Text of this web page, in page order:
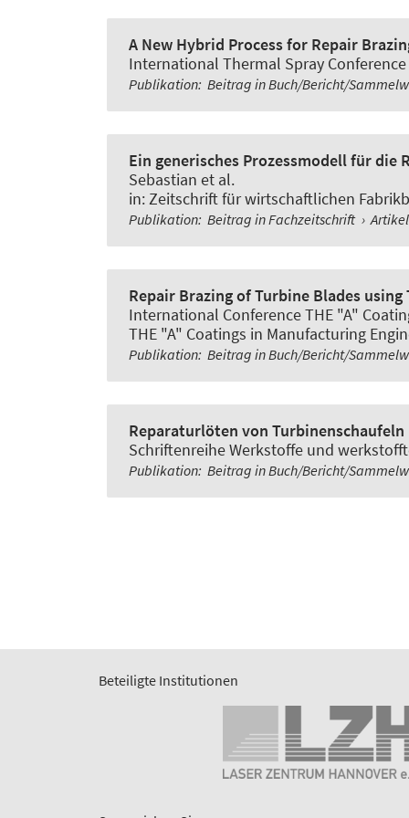
A New Hybrid Process for Repair
International Thermal Spray
Publikation: Beitrag in Buch/Bericht/
Ein generisches Prozessmodell für
Sebastian et al.
in:Zeitschrift für wirtschaftlichen
Publikation: Beitrag in Fachzeitschrift › Artikel
Repair Brazing of Turbine Blades
International Conference THE "A"
THE "A" Coatings in Manufacturing
Publikation: Beitrag in Buch/Bericht/
Reparaturlöten von
Schriftenreihe Werkstoffe und
Publikation: Beitrag in Buch/Bericht/
Beteiligte Institutionen